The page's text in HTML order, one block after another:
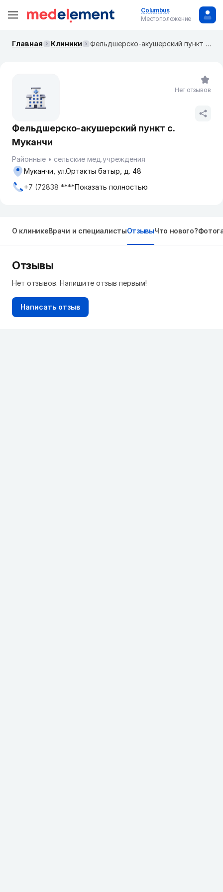
Columbus
Местоположение
Главная Клиники Фельдшерско-акушерский пункт с. Муканчи
Фельдшерско-акушерский пункт с.
Муканчи
Районные
сельские мед.учреждения
Муканчи, ул.Ортакты батыр, д. 48
+7 (72838 ****Показать полностью
Нет отзывов
О клиникеВрачи и специалистыОтзывыЧто нового?
Отзывы
Нет отзывов. Напишите отзыв первым!
Написать отзыв